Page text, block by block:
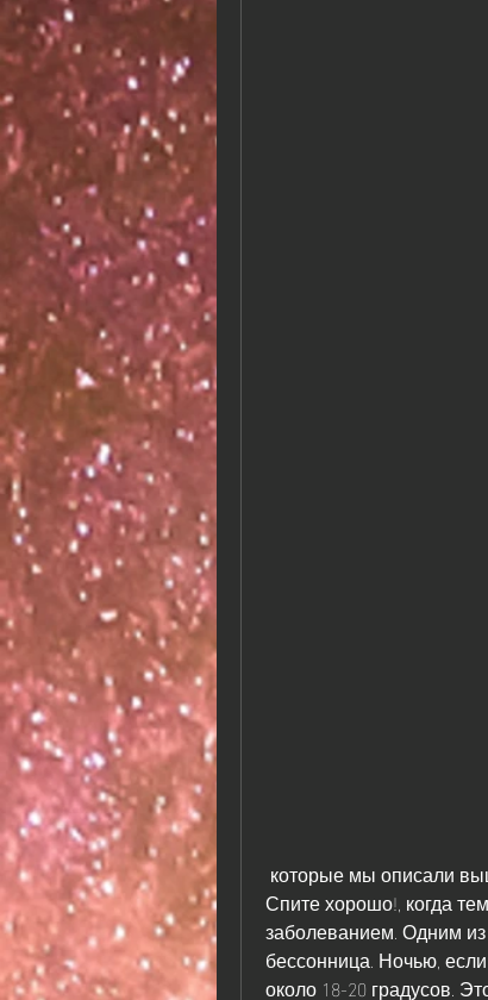
Спите хорошо!, когда
заболеванием. Одним
бессонница. Ночью,
около 18-20 градусов.